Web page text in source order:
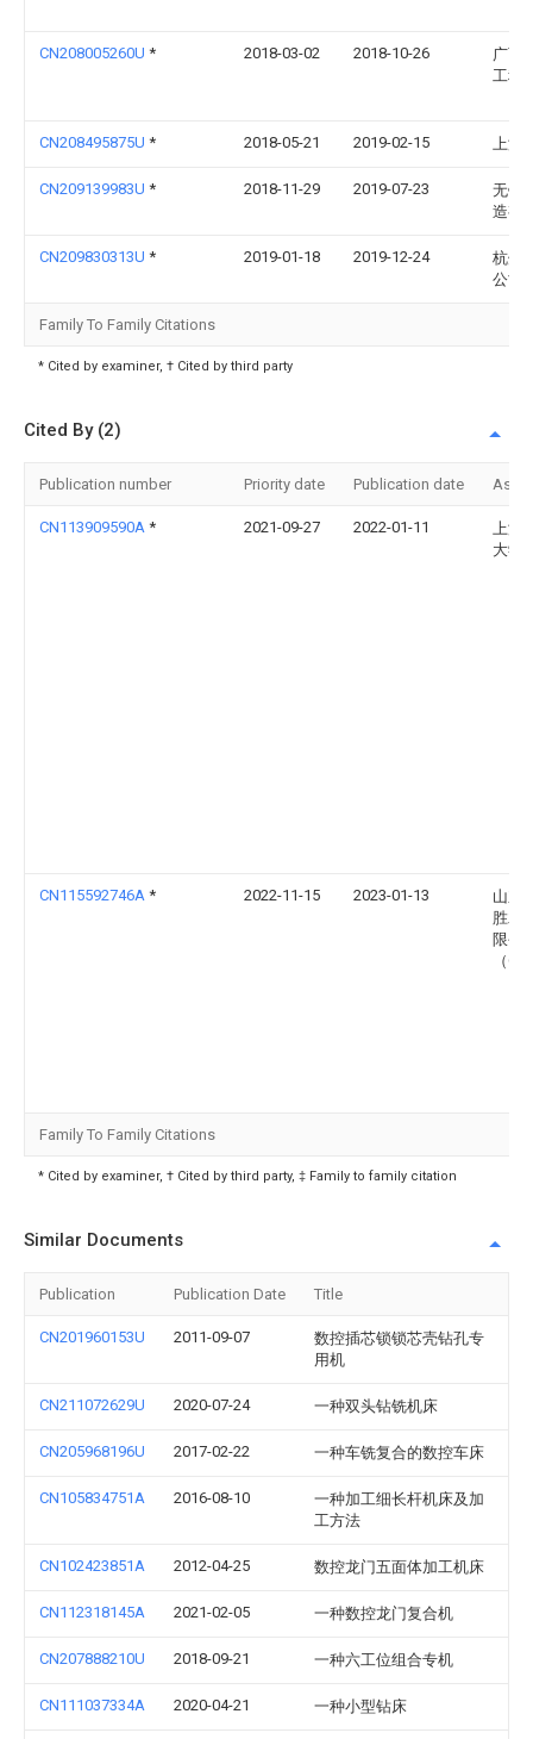
CN208005260U * 2018-03-02 2018-10-26
广西
工程
CN208495875U * 2018-05-21 2019-02-15 上海
CN209139983U * 2018-11-29 2019-07-23
无锡
造有
CN209830313U * 2019-01-18 2019-12-24
杭州
公司
Family To Family Citations
* Cited by examiner, † Cited by third party
Cited By (2)
Publication number Priority date Publication date
CN113909590A * 2021-09-27 2022-01-11
上海
大学
CN115592746A * 2022-11-15 2023-01-13
山东
胜木
限公
（Cn
Family To Family Citations
* Cited by examiner, † Cited by third party, ‡ Family to family citation
Similar Documents
Publication Publication Date Title
CN201960153U 2011-09-07
数控插芯锁锁芯壳钻孔专
用机
CN211072629U 2020-07-24 一种双头钻铣机床
CN205968196U 2017-02-22 一种车铣复合的数控车床
CN105834751A 2016-08-10
一种加工细长杆机床及加
工方法
CN102423851A 2012-04-25 数控龙门五面体加工机床
CN112318145A 2021-02-05 一种数控龙门复合机
CN207888210U 2018-09-21 一种六工位组合专机
CN111037334A 2020-04-21 一种小型钻床